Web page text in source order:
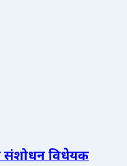
संशोधन विधेयक